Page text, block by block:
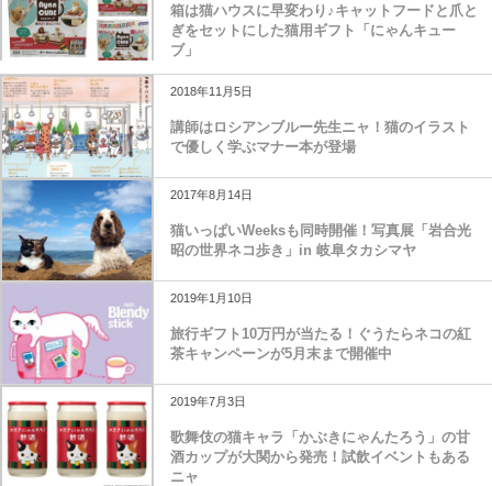
箱は猫ハウスに早変わり♪キャットフードと爪と
ぎをセットにした猫用ギフト「にゃんキュー
ブ」
2018年11月5日
講師はロシアンブルー先生ニャ！猫のイラスト
で優しく学ぶマナー本が登場
2017年8月14日
猫いっぱいWeeksも同時開催！写真展「岩合光
昭の世界ネコ歩き」in 岐阜タカシマヤ
2019年1月10日
旅行ギフト10万円が当たる！ぐうたらネコの紅
茶キャンペーンが5月末まで開催中
2019年7月3日
歌舞伎の猫キャラ「かぶきにゃんたろう」の甘
酒カップが大関から発売！試飲イベントもある
ニャ